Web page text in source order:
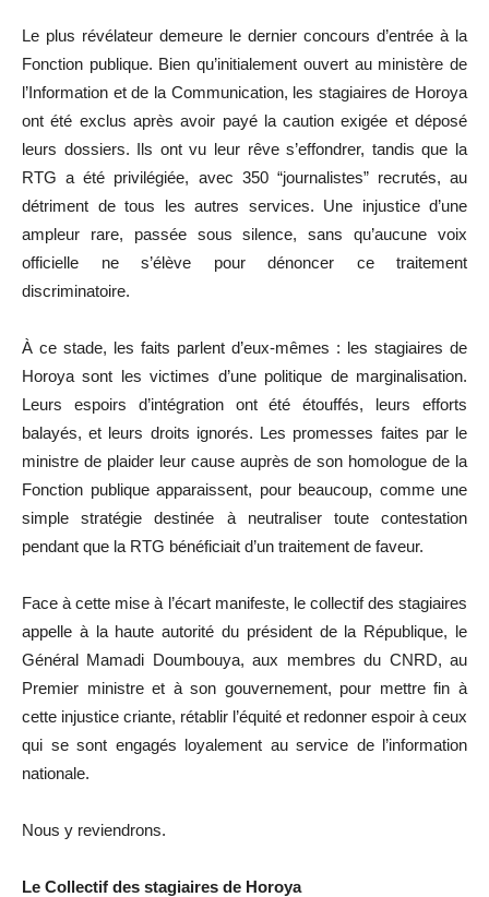
Le plus révélateur demeure le dernier concours d’entrée à la
Fonction publique. Bien qu’initialement ouvert au ministère de
l’Information et de la Communication, les stagiaires de Horoya
ont été exclus après avoir payé la caution exigée et déposé
leurs dossiers. Ils ont vu leur rêve s’effondrer, tandis que la
RTG a été privilégiée, avec 350 “journalistes” recrutés, au
détriment de tous les autres services. Une injustice d’une
ampleur rare, passée sous silence, sans qu’aucune voix
officielle ne s’élève pour dénoncer ce traitement
discriminatoire.
À ce stade, les faits parlent d’eux-mêmes : les stagiaires de
Horoya sont les victimes d’une politique de marginalisation.
Leurs espoirs d’intégration ont été étouffés, leurs efforts
balayés, et leurs droits ignorés. Les promesses faites par le
ministre de plaider leur cause auprès de son homologue de la
Fonction publique apparaissent, pour beaucoup, comme une
simple stratégie destinée à neutraliser toute contestation
pendant que la RTG bénéficiait d’un traitement de faveur.
Face à cette mise à l’écart manifeste, le collectif des stagiaires
appelle à la haute autorité du président de la République, le
Général Mamadi Doumbouya, aux membres du CNRD, au
Premier ministre et à son gouvernement, pour mettre fin à
cette injustice criante, rétablir l’équité et redonner espoir à ceux
qui se sont engagés loyalement au service de l’information
nationale.
Nous y reviendrons.
Le Collectif des stagiaires de Horoya